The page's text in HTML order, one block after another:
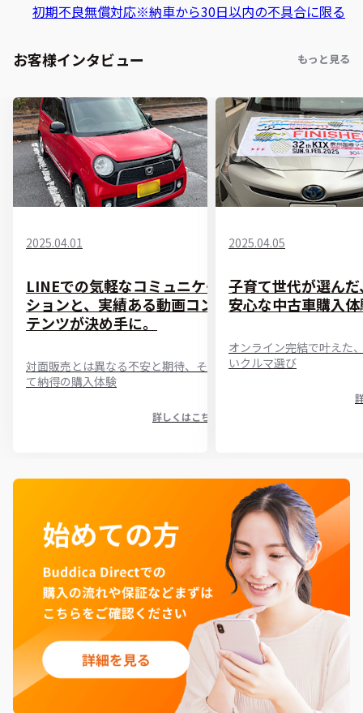
初期不良無償対応※納車から30日以内の不具合に限る
お客様インタビュー もっと見る
2025.04.01
LINEでの気軽なコミュニケー
ションと、実績ある動画コン
テンツが決め手に。
対面販売とは異なる不安と期待、そし
て納得の購入体験
詳しくはこちら
2025.04.05
子育て世代が選ん
安心な中古車購入
オンライン完結で叶えた
いクルマ選び